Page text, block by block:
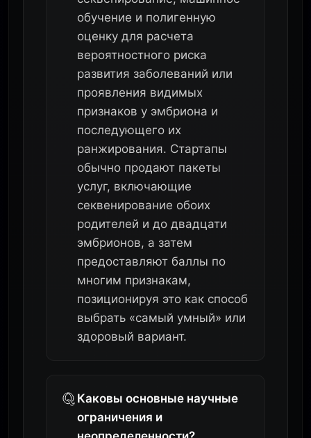
обучение и полигенную
оценку для расчета
вероятностного риска
развития заболеваний или
проявления видимых
признаков у эмбриона и
последующего их
ранжирования. Стартапы
обычно продают пакеты
услуг, включающие
секвенирование обоих
родителей и до двадцати
эмбрионов, а затем
предоставляют баллы по
многим признакам,
позиционируя это как способ
выбрать «самый умный» или
здоровый вариант.
Каковы основные научные
ограничения и